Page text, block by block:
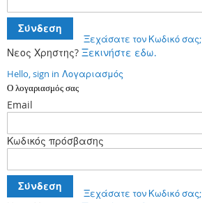
Σύνδεση
Ξεχάσατε τον Κωδικό σας;
Νεος Χρηστης? Ξεκινήστε εδω.
Hello, sign in Λογαριασμός
Ο λογαριασμός σας
Email
Κωδικός πρόσβασης
Σύνδεση
Ξεχάσατε τον Κωδικό σας;